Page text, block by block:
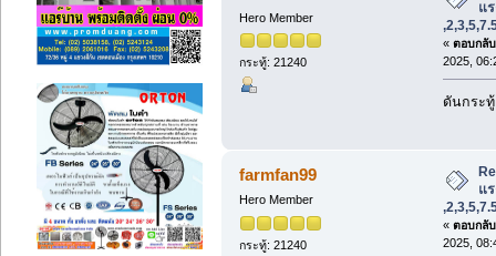
Hero Member
กระทู้: 21240
แ
« ตอบกลั
2025,
ดันกระ
farmfan99
Hero Member
กระทู้: 21240
แ
« ตอบกลั
2025,